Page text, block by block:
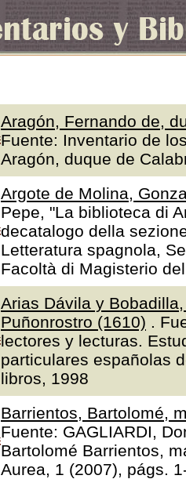
Aragón, Fernando de,
Fuente: Inventario de
Aragón, duque de
Argote de Molina,
Pepe, "La biblioteca di
decatalogo della
Letteratura spagnola,
Facoltà di Magisterio
Arias Dávila y
Puñonrostro (1610) .
lectores y lecturas.
particulares españolas
libros, 1998
Barrientos, Bartolomé,
Fuente: GAGLIARDI,
Bartolomé Barrientos,
Aurea, 1 (2007), págs.